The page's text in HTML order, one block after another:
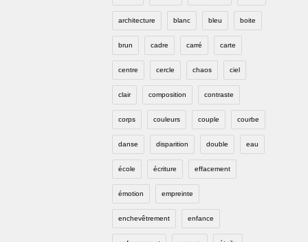
architecture blanc bleu boite
brun cadre carré carte
centre cercle chaos ciel
clair composition contraste
corps couleurs couple courbe
danse disparition double eau
école écriture effacement
émotion empreinte
enchevêtrement enfance